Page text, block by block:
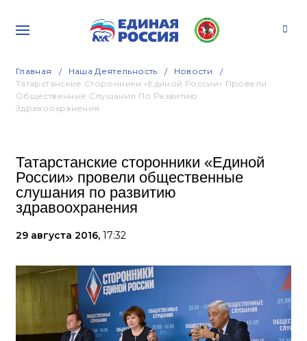
Главная Наша Деятельность
Новости
Татарстанские Сторонники «Единой России» Провели
Общественные Слушания По Развитию
Здравоохранения
Татарстанские сторонники «Единой
России» провели общественные
слушания по развитию
здравоохранения
29 августа 2016, 17:32